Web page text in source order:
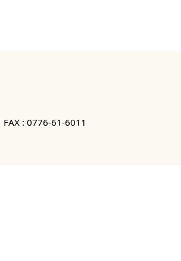
FAX : 0776-61-6011